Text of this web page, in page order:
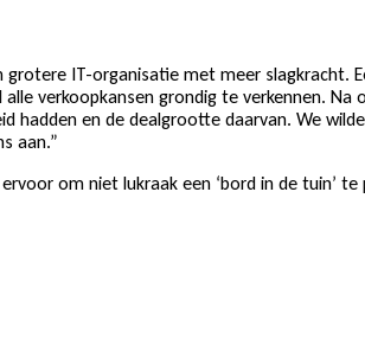
IT-organisatie met meer slagkracht.
verkoopkansen grondig te verkennen. Na
hadden en de dealgrootte daarvan. We
aan.”
om niet lukraak een ‘bord in de tuin’ te